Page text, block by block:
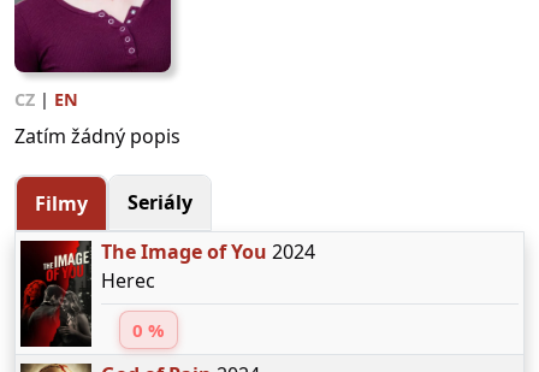
CZ | EN
Zatím žádný popis
Filmy
Seriály
The Image of You 2024
Herec
0 %